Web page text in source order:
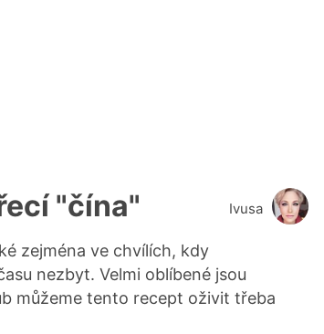
"čína"
zejména ve chvílích, kdy
nezbyt. Velmi oblíbené jsou
můžeme tento recept oživit třeba
Ivusa